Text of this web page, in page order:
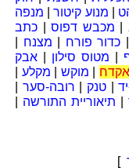
מנוע קיטור| מנפה
מכבש דפוס| כתב
כדור פורח מצנח
מטוס סילון
אבק
אקדח מוקש מקלע
|טנק רובה-סער
תיאוריית התורשה
]